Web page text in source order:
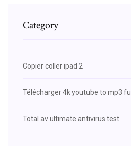
Category
Copier coller ipad 2
Télécharger 4k youtube to mp3 full
Total av ultimate antivirus test